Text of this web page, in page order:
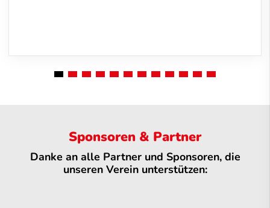
Sponsoren & Partner
Danke an alle Partner und Sponsoren, die
unseren Verein unterstützen: